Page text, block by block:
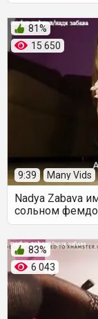
15 650
81%
9:39 Many Vids
Nadya Zabava
сольном
6 043
83%